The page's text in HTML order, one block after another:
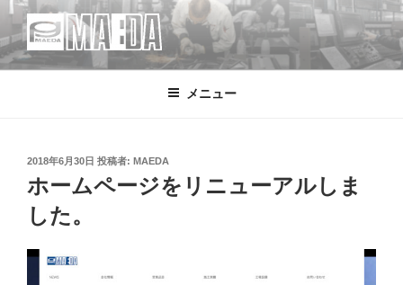
テ
ン
MAEDA
株式会社マエダ 鋼製建具・装飾金物製品・強化ガラス製品・装飾アク
リル製品・サイン の 設計・デザイン・製作・施工
メニュー
投
日:
2018年6月30日 投稿者: MAEDA
ホームページをリニューアルしま
した。